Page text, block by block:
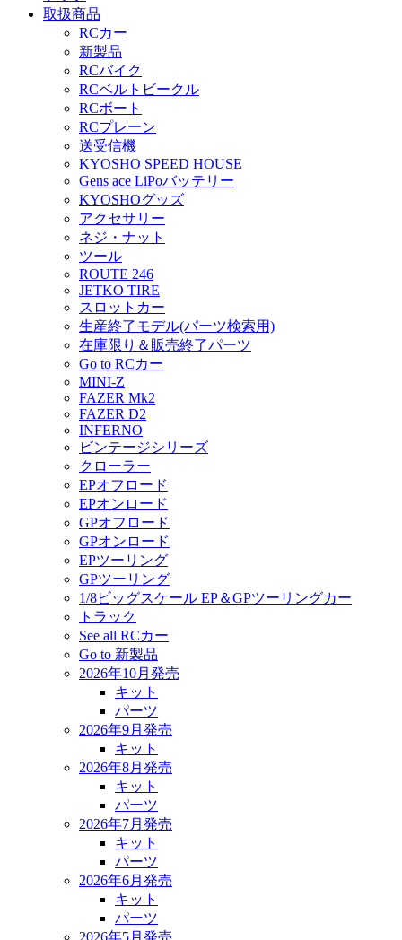
取扱商品
RCカー
新製品
RCバイク
RCベルトビークル
RCボート
RCプレーン
送受信機
KYOSHO SPEED HOUSE
Gens ace LiPoバッテリー
KYOSHOグッズ
アクセサリー
ネジ・ナット
ツール
ROUTE 246
JETKO TIRE
スロットカー
生産終了モデル(パーツ検索用)
在庫限り＆販売終了パーツ
Go to RCカー
MINI-Z
FAZER Mk2
FAZER D2
INFERNO
ビンテージシリーズ
クローラー
EPオフロード
EPオンロード
GPオフロード
GPオンロード
EPツーリング
GPツーリング
1/8ビッグスケール EP＆GPツーリングカー
トラック
See all RCカー
Go to 新製品
2026年10月発売
キット
パーツ
2026年9月発売
キット
2026年8月発売
キット
パーツ
2026年7月発売
キット
パーツ
2026年6月発売
キット
パーツ